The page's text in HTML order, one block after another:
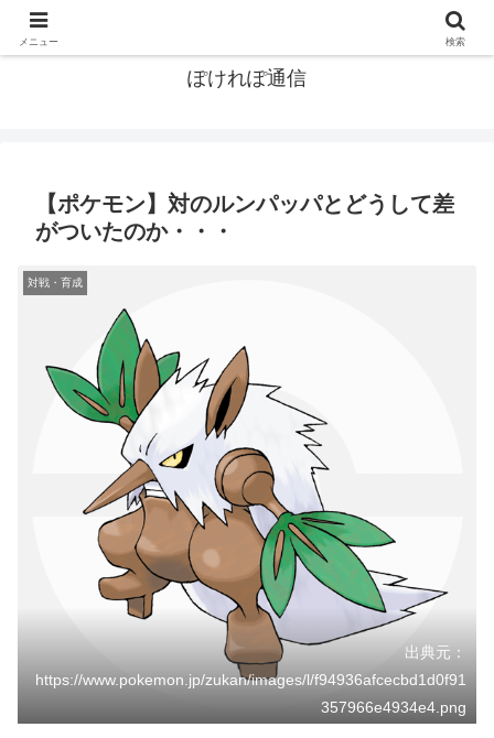
ぽけれぽ通信
【ポケモン】対のルンパッパとどうして差
がついたのか・・・
対戦・育成
出典元：
https://www.pokemon.jp/zukan/images/l/f94936afcecbd1d0f91
357966e4934e4.png
メニュー 検索